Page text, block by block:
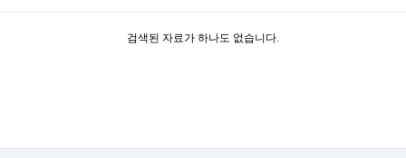
검색된 자료가 하나도 없습니다.